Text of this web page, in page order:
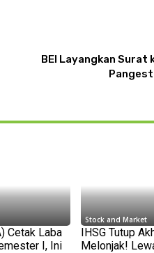
BEI Layangkan Surat
Cetak Laba
I, Ini
Stock and Market
IHSG Tutup
Melonjak!